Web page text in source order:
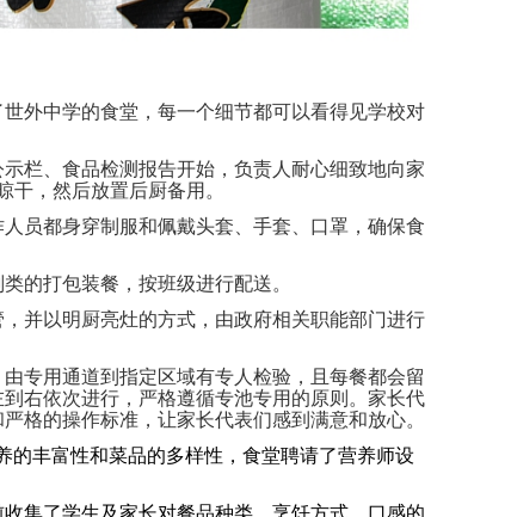
外中学的食堂，每一个细节都可以看得见学校对
栏、食品检测报告开始，负责人耐心细致地向家
，然后放置后厨备用。
员都身穿制服和佩戴头套、手套、口罩，确保食
的打包装餐，按班级进行配送。
并以明厨亮灶的方式，由政府相关职能部门进行
专用通道到指定区域有专人检验，且每餐都会留
右依次进行，严格遵循专池专用的原则。家长代
格的操作标准，让家长代表们感到满意和放心。
丰富性和菜品的多样性，食堂聘请了营养师设
集了学生及家长对餐品种类、烹饪方式、口感的